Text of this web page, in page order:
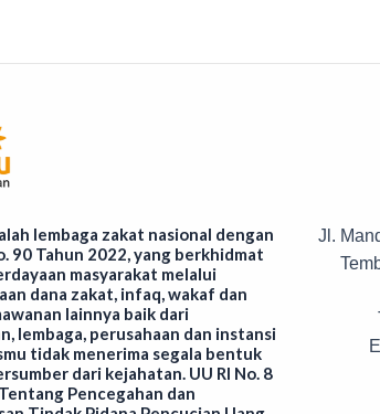
lembaga zakat nasional dengan
90 Tahun 2022, yang berkhidmat
masyarakat melalui
dana zakat, infaq, wakaf dan
lainnya baik dari
lembaga, perusahaan dan instansi
tidak menerima segala bentuk
dari kejahatan. UU RI No. 8
Pencegahan dan
Jl.